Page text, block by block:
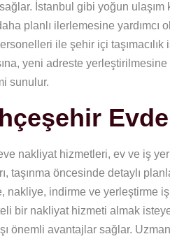
sağlar. İstanbul gibi yoğun
planlı ilerlemesine
ile şehir içi
yeni adreste
sunulur.
nakliyat hizmetleri, ev ve iş
taşınma öncesinde detaylı
nakliye, indirme ve yerleştirme
bir nakliyat hizmeti almak
önemli avantajlar sağlar.